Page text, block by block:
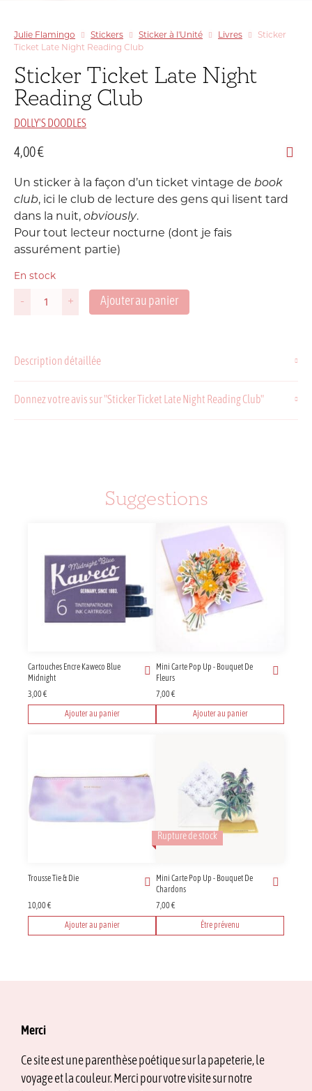
Julie Flamingo Stickers Sticker à l'Unité Livres
Sticker
Ticket Late Night Reading Club
Sticker Ticket Late Night
Reading Club
DOLLY'S DOODLES
4,00€
Un sticker à la façon d’un ticket vintage de book
club, ici le club de lecture des gens qui lisent tard
dans la nuit, obviously.
Pour tout lecteur nocturne (dont je fais
assurément partie)
En stock
-
quantité
Late
Club
+ Ajouter au panier
Description détaillée
Donnez votre avis sur "Sticker Ticket Late Night Reading Club"
Suggestions
Cartouches Encre Kaweco Blue
Midnight
3,00€
Ajouter au panier
Mini Carte Pop Up - Bouquet De
Fleurs
7,00€
Ajouter au panier
Trousse Tie & Die
10,00€
Ajouter au panier
Rupture de stock
Mini Carte Pop Up - Bouquet De
Chardons
7,00€
Être prévenu
Merci
Ce site est une parenthèse poétique sur la papeterie, le
voyage et la couleur. Merci pour votre visite sur notre